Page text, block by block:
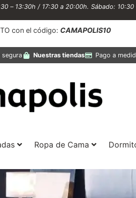
– 13:30h / 17:30 a 20:00h. Sábado: 10:30
con el código: CAMAPOLIS10
segura Nuestras tiendas Pago a
Ropa de Cama